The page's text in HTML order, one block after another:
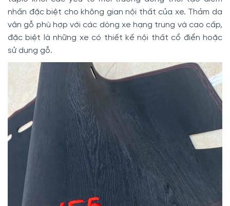
nhấn đặc biệt cho không gian nội thất của xe. Thảm da
vân gỗ phù hợp với các dòng xe hạng trung và cao cấp,
đặc biệt là những xe có thiết kế nội thất cổ điển hoặc
sử dụng gỗ.